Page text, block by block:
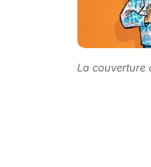
La couverture